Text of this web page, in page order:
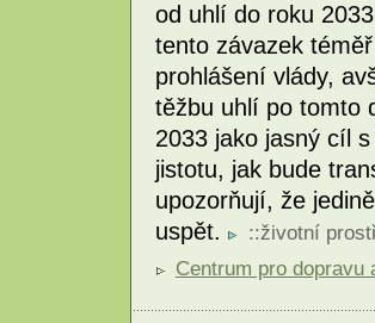
od uhlí do roku
tento závazek
prohlášení vlády,
těžbu uhlí po tomto
2033 jako jasný cíl
jistotu, jak bude
upozorňují, že
uspět.
::životní
Centrum pro dopravu